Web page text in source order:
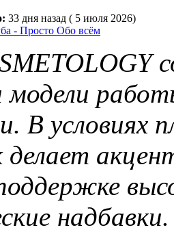
33 дня назад ( 5 июля 2026)
- Просто Обо всём
модели
В условиях
надбавки.